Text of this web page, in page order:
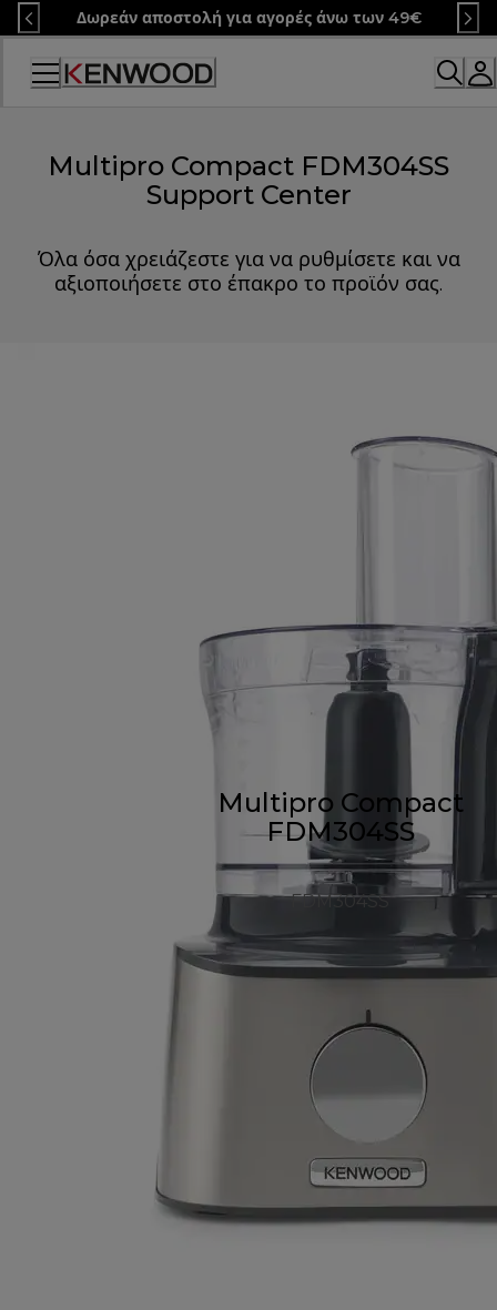
Skip
to
Content
Δωρεάν αποστολή για αγορές άνω των 49€
Multipro Compact FDM304SS
Support Center
Όλα όσα χρειάζεστε για να ρυθμίσετε και να
αξιοποιήσετε στο έπακρο το προϊόν σας.
Multipro Compact
FDM304SS
FDM304SS